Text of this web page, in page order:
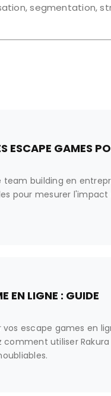
segmentation,
ESCAPE GAMES
building en
pour mesurer l'impact
EN LIGNE : GUIDE
escape games en
utiliser